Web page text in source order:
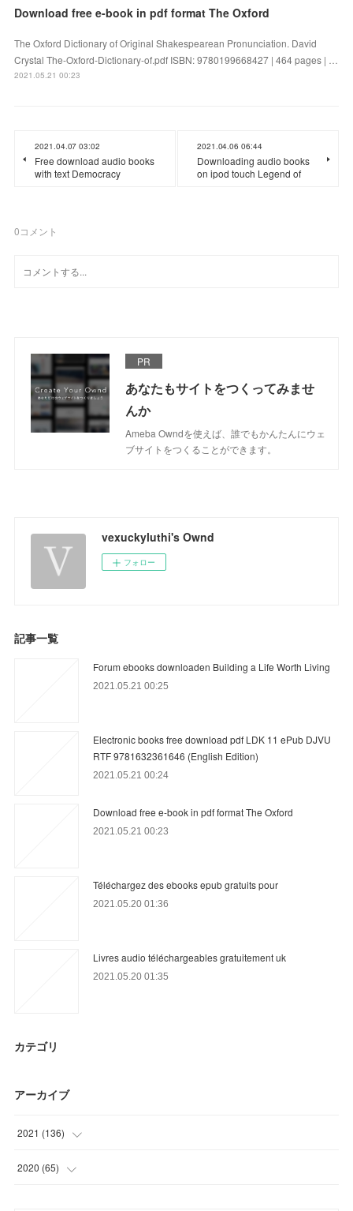
Download free e-book in pdf format The Oxford
The Oxford Dictionary of Original Shakespearean Pronunciation. David
Crystal The-Oxford-Dictionary-of.pdf ISBN: 9780199668427 | 464 pages | …
2021.05.21 00:23
2021.04.07 03:02
Free download audio books
with text Democracy
2021.04.06 06:44
Downloading audio books
on ipod touch Legend of
0コメント
PR
あなたもサイトをつくってみませ
んか
Ameba Owndを使えば、誰でもかんたんにウェ
ブサイトをつくることができます。
vexuckyluthi's Ownd
フォロー
記事一覧
Forum ebooks downloaden Building a Life Worth Living
2021.05.21 00:25
Electronic books free download pdf LDK 11 ePub DJVU
RTF 9781632361646 (English Edition)
2021.05.21 00:24
Download free e-book in pdf format The Oxford
2021.05.21 00:23
Téléchargez des ebooks epub gratuits pour
2021.05.20 01:36
Livres audio téléchargeables gratuitement uk
2021.05.20 01:35
カテゴリ
アーカイブ
2021 (136)
(31 )
2020 (65)